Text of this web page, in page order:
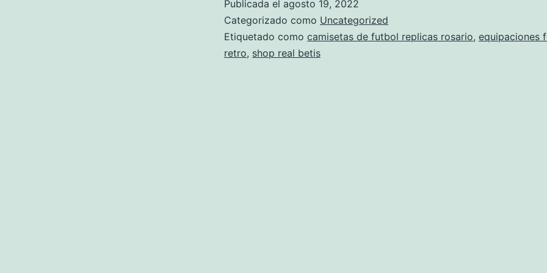
Publicada el agosto 19, 2022
Categorizado como Uncategorized
Etiquetado como camisetas de futbol replicas rosario, equipaciones
retro, shop real betis